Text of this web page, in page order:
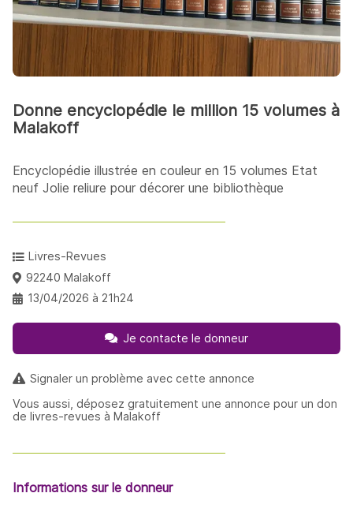
Donne encyclopédie le million 15 volumes à
Malakoff
Encyclopédie illustrée en couleur en 15 volumes Etat
neuf Jolie reliure pour décorer une bibliothèque
Livres-Revues
92240 Malakoff
13/04/2026 à 21h24
Je contacte le donneur
Signaler un problème avec cette annonce
Vous aussi, déposez gratuitement une annonce pour un don
de livres-revues à Malakoff
Informations sur le donneur